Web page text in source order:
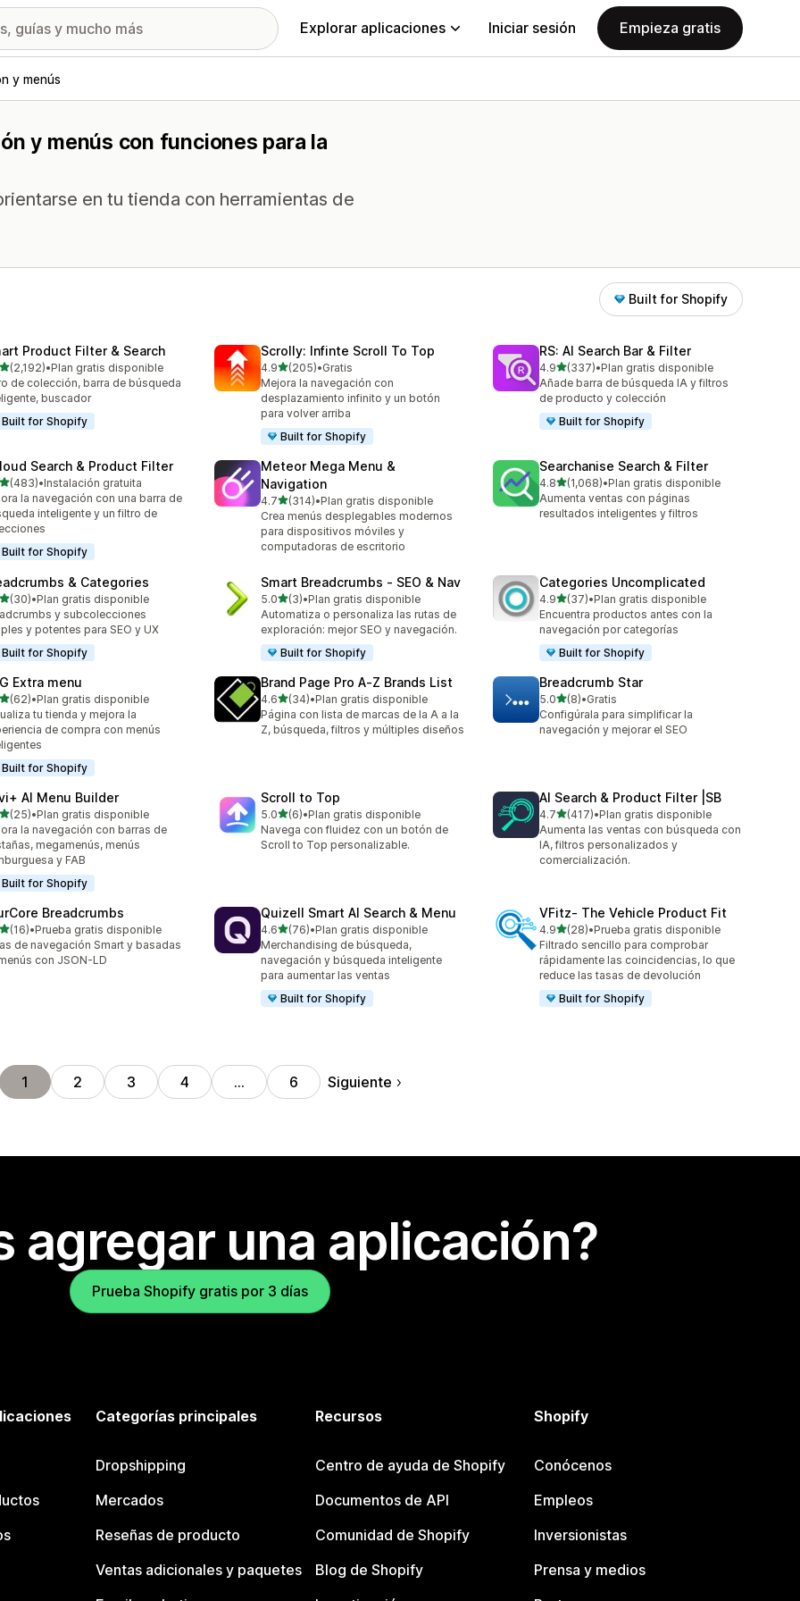
Explorar aplicaciones Iniciar sesión Empieza gratis
y menús
y menús con funciones para la
en tu tienda con herramientas de
Built for Shopify
Product Filter & Search
de 5 estrellas
(2,192)
reseñas en total
•Plan gratis disponible
de colección, barra de búsqueda
buscador
Built for Shopify
Scrolly: Infinte Scroll To Top
4.9de 5 estrellas
(205)
205 reseñas en total
•Gratis
Mejora la navegación con
desplazamiento infinito y un botón
para volver arriba
Built for Shopify
RS: AI Search Bar & Filter
4.9de 5 estrellas
(337)
337 reseñas en total
•Plan gratis disponible
Añade barra de búsqueda IA y filtros
de producto y colección
Built for Shopify
Search & Product Filter
de 5 estrellas
(483)
reseñas en total
•Instalación gratuita
la navegación con una barra de
inteligente y un filtro de
Built for Shopify
Meteor Mega Menu &
Navigation
4.7de 5 estrellas
(314)
314 reseñas en total
•Plan gratis disponible
Crea menús desplegables modernos
para dispositivos móviles y
computadoras de escritorio
Searchanise Search & Filter
4.8de 5 estrellas
(1,068)
1068 reseñas en total
•Plan gratis disponible
Aumenta ventas con páginas
resultados inteligentes y filtros
& Categories
de 5 estrellas
(30) en total
•Plan gratis disponible
y subcolecciones
y potentes para SEO y UX
Built for Shopify
Smart Breadcrumbs ‑ SEO & Nav
5.0de 5 estrellas
(3)
3 reseñas en total
•Plan gratis disponible
Automatiza o personaliza las rutas de
exploración: mejor SEO y navegación.
Built for Shopify
Categories Uncomplicated
4.9de 5 estrellas
(37)
37 reseñas en total
•Plan gratis disponible
Encuentra productos antes con la
navegación por categorías
Built for Shopify
Extra menu
de 5 estrellas
(62) en total
•Plan gratis disponible
tu tienda y mejora la
de compra con menús
Built for Shopify
Brand Page Pro A‑Z Brands List
4.6de 5 estrellas
(34)
34 reseñas en total
•Plan gratis disponible
Página con lista de marcas de la A a la
Z, búsqueda, filtros y múltiples diseños
Breadcrumb Star
5.0de 5 estrellas
(8)
8 reseñas en total
•Gratis
Configúrala para simplificar la
navegación y mejorar el SEO
AI Menu Builder
de 5 estrellas
(25) en total
•Plan gratis disponible
la navegación con barras de
megamenús, menús
y FAB
Built for Shopify
Scroll to Top
5.0de 5 estrellas
(6)
6 reseñas en total
•Plan gratis disponible
Navega con fluidez con un botón de
Scroll to Top personalizable.
AI Search & Product Filter |SB
4.7de 5 estrellas
(417)
417 reseñas en total
•Plan gratis disponible
Aumenta las ventas con búsqueda con
IA, filtros personalizados y
comercialización.
Breadcrumbs
de 5 estrellas
(16) en total
•Prueba gratis disponible
de navegación Smart y basadas
con JSON-LD
Quizell Smart AI Search & Menu
4.6de 5 estrellas
(76)
76 reseñas en total
•Plan gratis disponible
Merchandising de búsqueda,
navegación y búsqueda inteligente
para aumentar las ventas
Built for Shopify
VFitz‑ The Vehicle Product Fit
4.9de 5 estrellas
(28)
28 reseñas en total
•Prueba gratis disponible
Filtrado sencillo para comprobar
rápidamente las coincidencias, lo que
reduce las tasas de devolución
Built for Shopify
1 2 3 4 … 6 Siguiente
agregar una aplicación?
Prueba Shopify gratis por 3 días
Categorías principales
Dropshipping
Mercados
Reseñas de producto
Ventas adicionales y paquetes
Recursos
Centro de ayuda de Shopify
Documentos de API
Comunidad de Shopify
Blog de Shopify
Shopify
Conócenos
Empleos
Inversionistas
Prensa y medios